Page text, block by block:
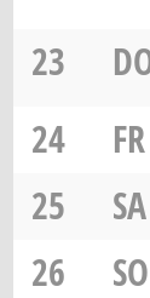
23
24
FR
25
SA
26
SO